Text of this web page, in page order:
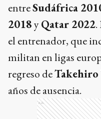
entreSudáfrica
2018yQatar 2022.
el entrenador, que
militan en ligas
regreso deTakehiro
años de ausencia.
Ads